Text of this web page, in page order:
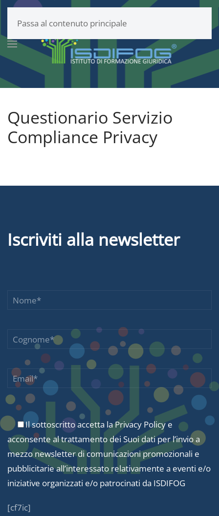
Passa al contenuto principale
Questionario Servizio
Compliance Privacy
Iscriviti alla newsletter
Il sottoscritto accetta laPrivacy Policye
acconsente al trattamento dei Suoi dati per l’invio a
mezzo newsletter di comunicazioni promozionali e
pubblicitarie all’interessato relativamente a eventi e/o
iniziative organizzati e/o patrocinati da ISDIFOG
[cf7ic]